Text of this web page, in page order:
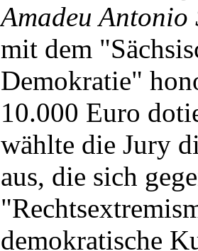
Amadeu Antonio
mit dem
Demokratie"
10.000 Euro
wählte die Jury
aus, die sich
demokratische